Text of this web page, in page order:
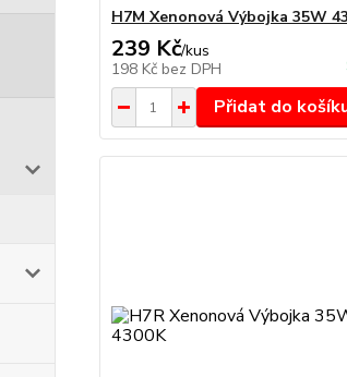
H7M Xenonová Výbojka 35W
239 Kč/kus
198 Kč bez DPH
Přidat do